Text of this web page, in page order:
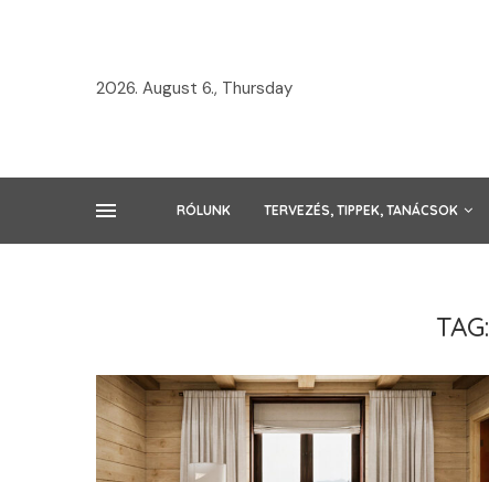
2026. August 6., Thursday
RÓLUNK TERVEZÉS, TIPPEK, TANÁCSOK
TAG: